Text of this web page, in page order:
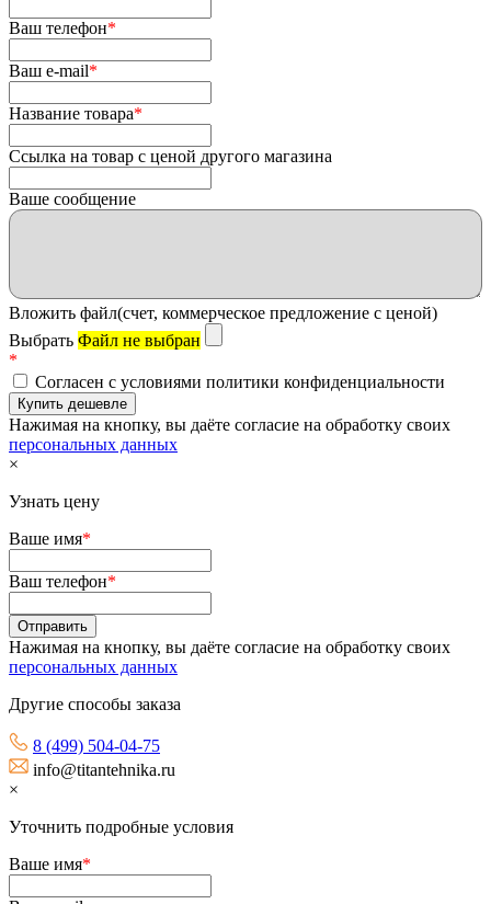
Ваш телефон*
Ваш e-mail*
Название товара*
Ссылка на товар с ценой другого магазина
Ваше сообщение
Вложить файл(счет, коммерческое предложение с ценой)
Выбрать Файл не выбран
*
Согласен с условиями политики конфиденциальности
Нажимая на кнопку, вы даёте согласие на обработку своих
персональных данных
×
Узнать цену
Ваше имя*
Ваш телефон*
Нажимая на кнопку, вы даёте согласие на обработку своих
персональных данных
Другие способы заказа
8 (499) 504-04-75
info@titantehnika.ru
×
Уточнить подробные условия
Ваше имя*